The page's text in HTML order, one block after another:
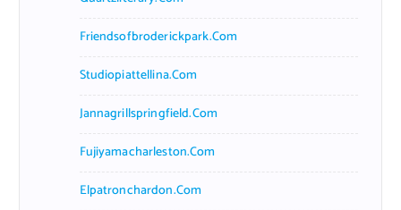
Friendsofbroderickpark.com
Studiopiattellina.com
Jannagrillspringfield.com
Fujiyamacharleston.com
Elpatronchardon.com